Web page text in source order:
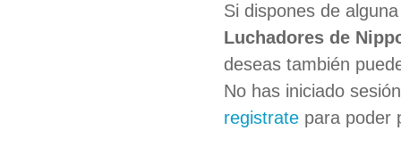
Si dispones de
Luchadores de
deseas también
No has iniciado
registrate para poder